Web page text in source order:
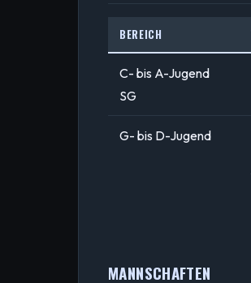
BEREICH
C- bis A-Jugend
SG
G- bis D-Jugend
MANNSCHAFTEN